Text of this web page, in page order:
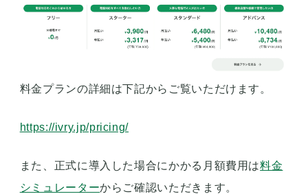
料金プランの詳細は下記からご覧いただけます。
https://ivry.jp/pricing/
また、正式に導入した場合にかかる月額費用は料金
シミュレーターからご確認いただきます。